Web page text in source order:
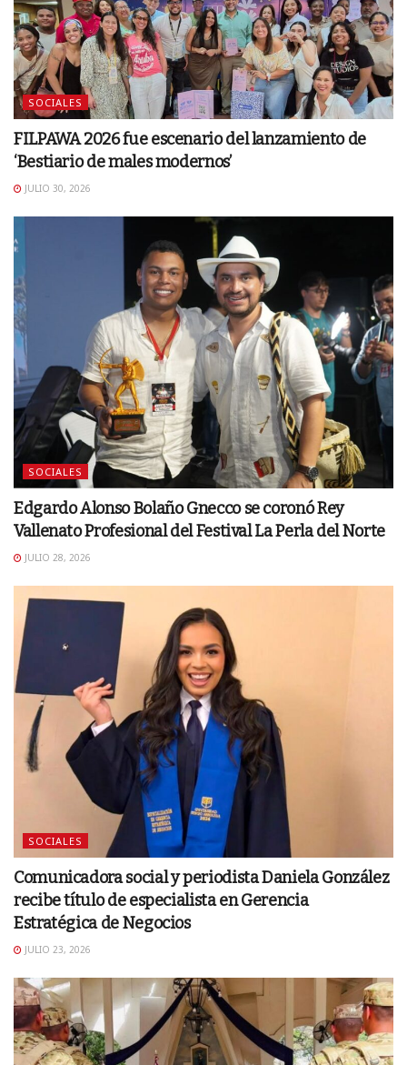
SOCIALES
FILPAWA 2026 fue escenario del lanzamiento de
‘Bestiario de males modernos’
JULIO 30, 2026
SOCIALES
Edgardo Alonso Bolaño Gnecco se coronó Rey
Vallenato Profesional del Festival La Perla del Norte
JULIO 28, 2026
SOCIALES
Comunicadora social y periodista Daniela González
recibe título de especialista en Gerencia
Estratégica de Negocios
JULIO 23, 2026